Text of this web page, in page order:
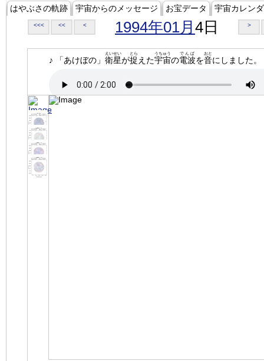
はやぶさの軌跡 宇宙からのメッセージ お宝データ 宇宙カレン
<<< << < 1994年01月 4日 >
♪ 「あけぼの」 衛星
えいせい
が捉
とら
えた宇宙
うちゅう
の電波
でんぱ
を音
おと
にしました。